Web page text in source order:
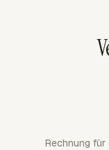
Rechnung für